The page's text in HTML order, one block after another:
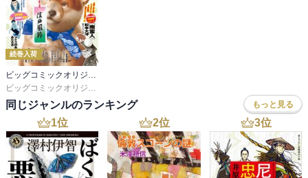
続巻入荷
ビッグコミックオリジナル
ビッグコミックオリジナル編集部
同じジャンルのランキング もっと見る
1位 2位 3位